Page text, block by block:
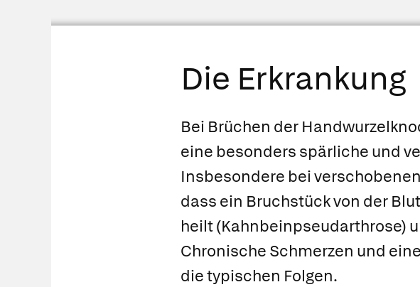
Die Erkrankung
Bei Brüchen der
eine besonders spärliche und
Insbesondere bei
dass ein Bruchstück von der
heilt(Kahnbeinpseudarthrose)
Chronische Schmerzen und eine
die typischen Folgen.